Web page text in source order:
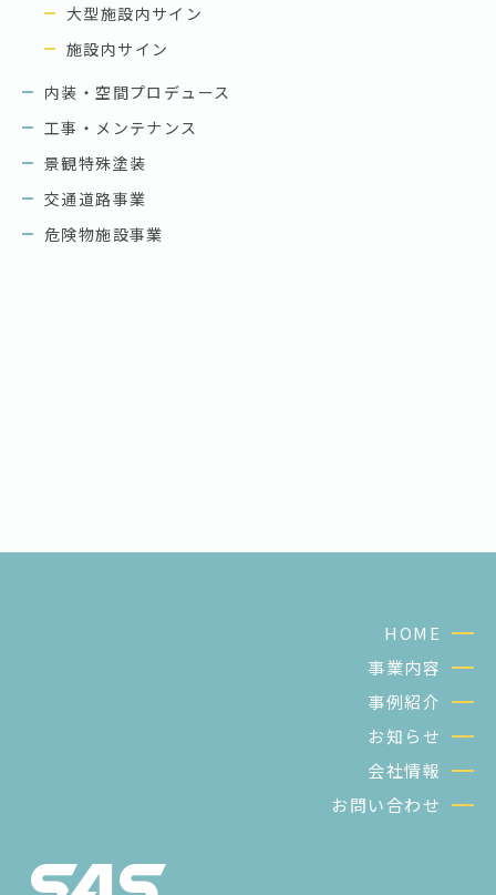
大型施設内サイン
施設内サイン
内装・空間プロデュース
工事・メンテナンス
景観特殊塗装
交通道路事業
危険物施設事業
HOME
事業内容
事例紹介
お知らせ
会社情報
お問い合わせ